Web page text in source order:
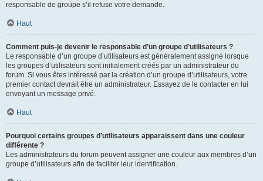
responsable de groupe s’il refuse votre demande.
Haut
Comment puis-je devenir le responsable d’un groupe d’utilisateurs ?
Le responsable d’un groupe d’utilisateurs est généralement assigné lorsque
les groupes d’utilisateurs sont initialement créés par un administrateur du
forum. Si vous êtes intéressé par la création d’un groupe d’utilisateurs, votre
premier contact devrait être un administrateur. Essayez de le contacter en lui
envoyant un message privé.
Haut
Pourquoi certains groupes d’utilisateurs apparaissent dans une couleur
différente ?
Les administrateurs du forum peuvent assigner une couleur aux membres d’un
groupe d’utilisateurs afin de faciliter leur identification.